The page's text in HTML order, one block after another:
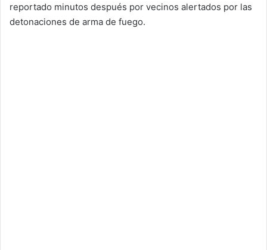
reportado minutos después por vecinos alertados por las
detonaciones de arma de fuego.